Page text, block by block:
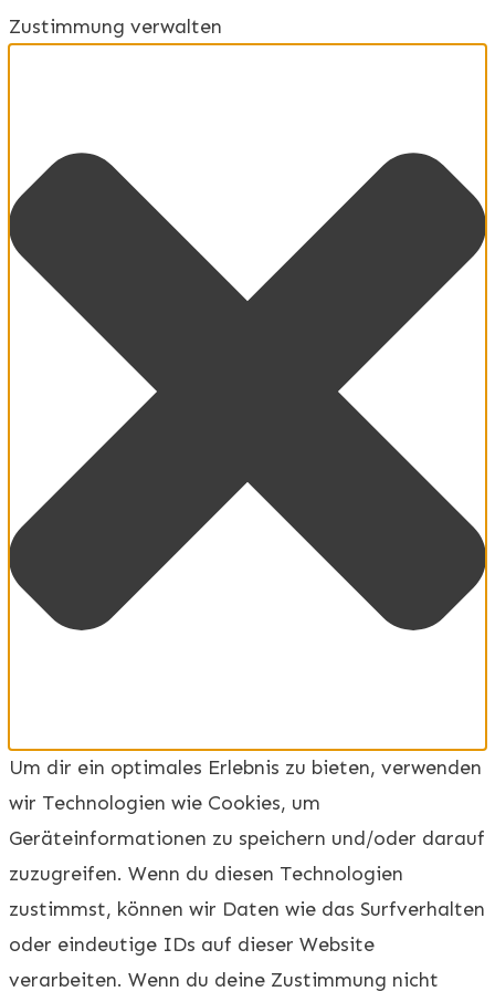
Zustimmung verwalten
Um dir ein optimales Erlebnis zu bieten, verwenden
wir Technologien wie Cookies, um
Geräteinformationen zu speichern und/oder darauf
zuzugreifen. Wenn du diesen Technologien
zustimmst, können wir Daten wie das Surfverhalten
oder eindeutige IDs auf dieser Website
verarbeiten. Wenn du deine Zustimmung nicht